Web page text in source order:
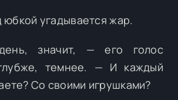
юбкой угадывается жар.
значит, — его голос
темнее. — И каждый
Со своими игрушками?